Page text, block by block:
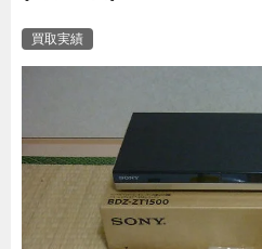
買取実績